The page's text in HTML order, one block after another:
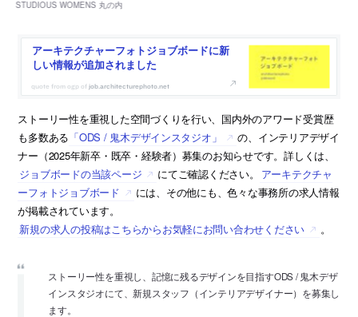
アーキテクチャーフォトジョブボードに新
しい情報が追加されました
job.architecturephoto.net
ストーリー性を重視した空間づくりを行い、国内外のアワード受賞歴
も多数ある 「ODS / 鬼木デザインスタジオ」
の、インテリアデザイ
ナー（2025年新卒・既卒・経験者）募集のお知らせです。詳しくは、
ジョブボードの当該ページ
にてご確認ください。
アーキテクチャ
ーフォトジョブボード
には、その他にも、色々な事務所の求人情報
が掲載されています。
新規の求人の投稿はこちらからお気軽にお問い合わせください
。
ストーリー性を重視し、記憶に残るデザインを目指すODS / 鬼木デザ
インスタジオにて、新規スタッフ（インテリアデザイナー）を募集し
ます。